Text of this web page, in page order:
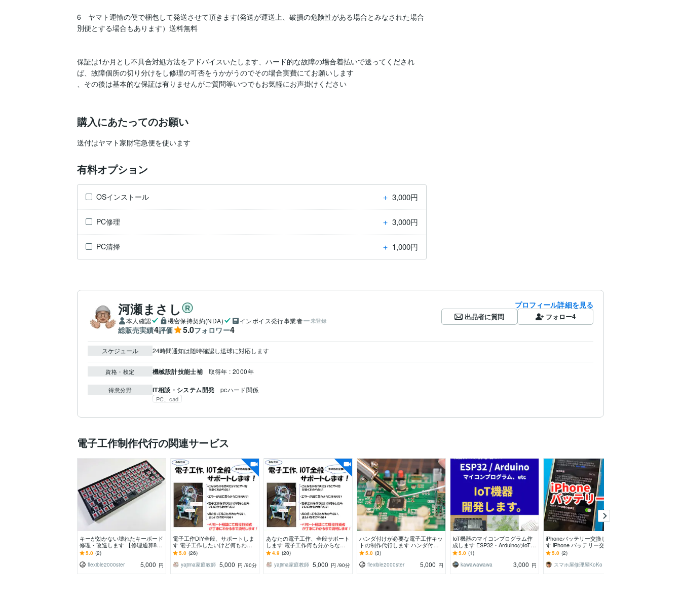
6　ヤマト運輸の便で梱包して発送させて頂きます(発送が運送上、破損の危険性がある場合とみなされた場合
別便とする場合もあります）送料無料
保証は1か月とし不具合対処方法をアドバイスいたします、ハード的な故障の場合着払いで送ってくだされ
ば、故障個所の切り分けをし修理の可否をうかがうのでその場合実費にてお願いします
、その後は基本的な保証は有りませんがご質問等いつでもお気軽にお声掛けください
購入にあたってのお願い
有料オプション
OSインストール ＋ 3,000円
PC修理 ＋ 3,000円
PC清掃 ＋ 1,000円
河瀬まさし
本人確認 機密保持契約(NDA) インボイス発行事業者 未登録
総販売実績4評価 5.0フォロワー4
プロフィール詳細を見る
出品者に質問 フォロー4
スケジュール 24時間通知は随時確認し送球に対応します
資格・検定 機械設計技能士補 取得年 : 2000年
得意分野 IT相談・システム開発 pcハード関係
PC、cad
電子工作制作代行の関連サービス
キーが効かない壊れたキーボード
修理・改造します 【修理通算850
台】ハンダ付け代行、電子部品の
取付おまかせ！
5.0 (2)
flexible2000ster
5,000 円
電子工作DIY全般、サポートしま
す 電子工作したいけど何もわか
らないって方大歓迎！
5.0 (26)
yajima家庭教師 5,000 円 /90分
あなたの電子工作、全般サポート
します 電子工作何も分からない
って方も大歓迎のビデオチャット
サービス
4.9 (20)
yajima家庭教師 5,000 円 /90分
ハンダ付けが必要な電子工作キッ
トの制作代行します ハンダ付け
が必要な細かな配線、組み立て、
電子部品の取り付け
5.0 (3)
flexible2000ster
5,000 円
IoT機器のマイコンプログラム作
成します ESP32・ArduinoのIoT制
御プログラム作成
5.0 (1)
kawawawawa
3,000 円
iPhoneバッテリー交換します!ま
す iPhone バッテリー交換、警告
メッセージ出ない！
5.0 (2)
スマホ屋修理屋KoKo